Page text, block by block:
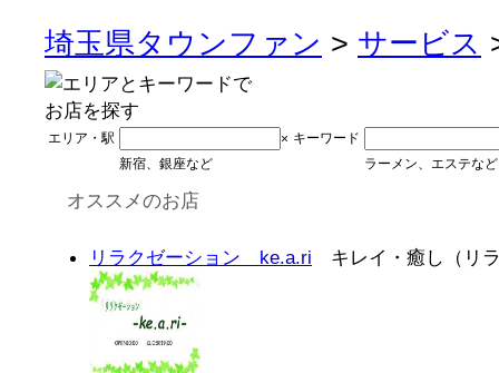
埼玉県タウンファン > サービス
エリア・駅 × キーワード
新宿、銀座など
ラーメン、エステなど
オススメのお店
リラクゼーション ke.a.ri キレイ・癒し（リ